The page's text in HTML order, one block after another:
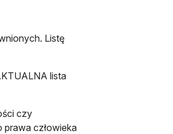
Listę
lista
czy
prawa człowieka